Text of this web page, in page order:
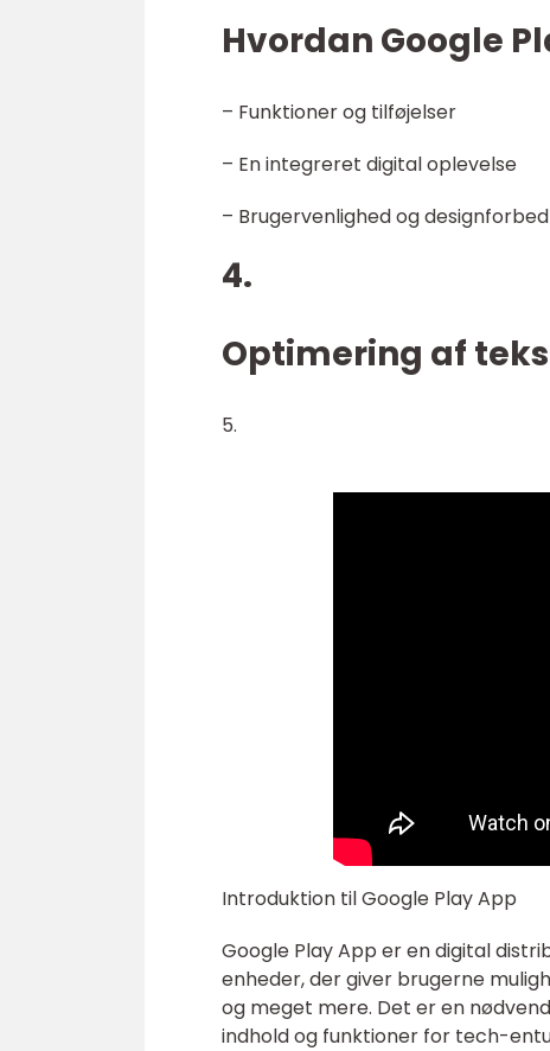
Hvordan Google
– Funktioner og tilføjelser
– En integreret digital oplevelse
– Brugervenlighed og
4.
Optimering af
5.
Introduktion til Google Play App
Google Play App er en digital
enheder, der giver brugerne
og meget mere. Det er en
indhold og funktioner for tech-